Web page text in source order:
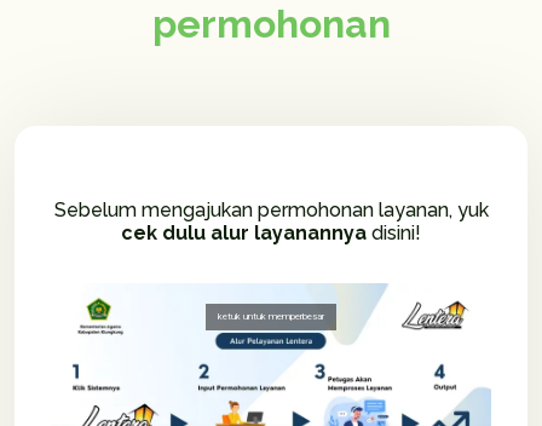
permohonan
Sebelum mengajukan permohonan layanan, yuk
cek dulu alur layanannya disini!
ketuk untuk memperbesar